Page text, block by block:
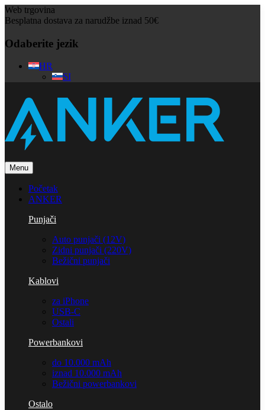
Web trgovina
Besplatna dostava za narudžbe iznad 50€
Odaberite jezik
HR
SI
Menu
Početak
ANKER
Punjači
Auto punjači (12V)
Zidni punjači (220V)
Bežični punjači
Kablovi
za iPhone
USB-C
Ostali
Powerbankovi
do 10.000 mAh
iznad 10.000 mAh
Bežični powerbankovi
Ostalo